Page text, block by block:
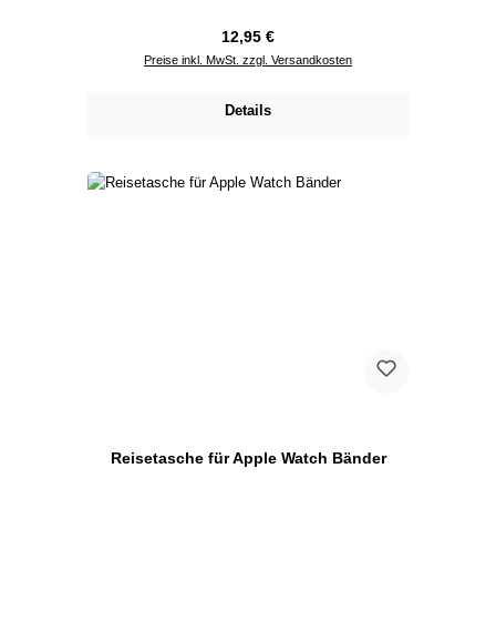
Regulärer Preis:
12,95 €
Preise inkl. MwSt. zzgl. Versandkosten
Details
Reisetasche für Apple Watch Bänder